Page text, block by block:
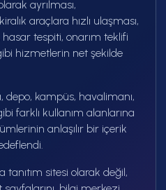
ayrılması,
araçlara hızlı ulaşması,
hasar tespiti, onarım teklifi
hizmetlerin net şekilde
depo, kampüs, havalimanı,
farklı kullanım alanlarına
anlaşılır bir içerik
tanıtım sitesi olarak değil,